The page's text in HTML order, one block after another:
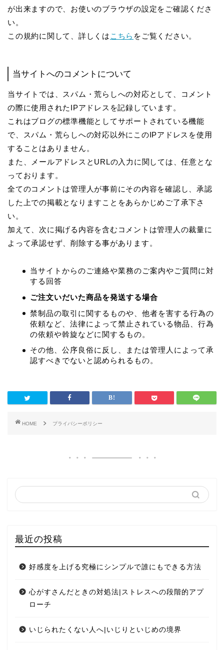
が出来ますので、お使いのブラウザの設定をご確認くださ
い。
この規約に関して、詳しくは こちら をご覧ください。
当サイトへのコメントについて
当サイトでは、スパム・荒らしへの対応として、コメント
の際に使用されたIPアドレスを記録しています。
これはブログの標準機能としてサポートされている機能
で、スパム・荒らしへの対応以外にこのIPアドレスを使用
することはありません。
また、メールアドレスとURLの入力に関しては、任意とな
っております。
全てのコメントは管理人が事前にその内容を確認し、承認
した上での掲載となりますことをあらかじめご了承下さ
い。
加えて、次に掲げる内容を含むコメントは管理人の裁量に
よって承認せず、削除する事があります。
当サイトからのご連絡や業務のご案内やご質問に対
する回答
ご注文いだいた商品を発送する場合
禁制品の取引に関するものや、他者を害する行為の
依頼など、法律によって禁止されている物品、行為
の依頼や斡旋などに関するもの。
その他、公序良俗に反し、または管理人によって承
認すべきでないと認められるもの。
HOME プライバシーポリシー
最近の投稿
好感度を上げる究極にシンプルで誰にもできる方法
心がすさんだときの対処法|ストレスへの段階的アプ
ローチ
いじられたくない人へ|いじりといじめの境界